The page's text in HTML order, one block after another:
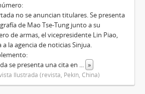
no se anuncian titulares. Se presenta
de Mao Tse-Tung junto a su
de armas, el vicepresidente Lin Piao,
la agencia de noticias Sinjua.
se presenta una cita en ... »
Ilustrada (revista, Pekín, China)